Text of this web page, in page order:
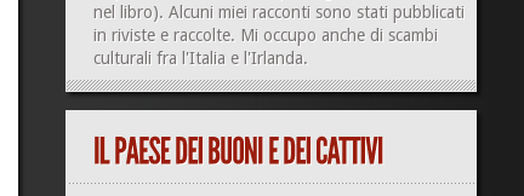
nel libro). Alcuni miei racconti sono stati pubblicati
in riviste e raccolte. Mi occupo anche di scambi
culturalifra l'Italia e l'Irlanda.